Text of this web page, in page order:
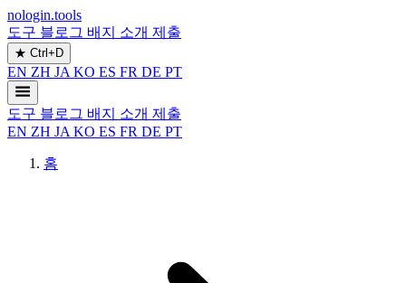
nologin.tools
도구 블로그 배지 소개 제출
★ Ctrl+D
EN ZH JA KO ES FR DE PT
도구 블로그 배지 소개 제출
EN ZH JA KO ES FR DE PT
홈